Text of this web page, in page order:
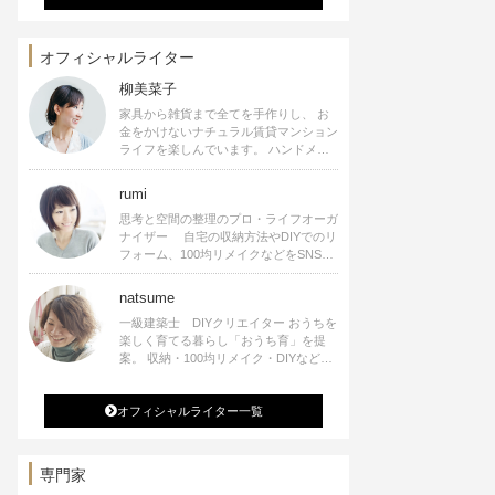
オフィシャルライター
柳美菜子
家具から雑貨まで全てを手作りし、 お
金をかけないナチュラル賃貸マンション
ライフを楽しんでいます。 ハンドメイ
ド雑貨やインテリアに関する著書も出
ます。
rumi
思考と空間の整理のプロ・ライフオーガ
ナイザー 自宅の収納方法やDIYでのリ
フォーム、100均リメイクなどをSNSで
公開中。 収納やリメイク、インテリア
シピ提供、店舗プロデュース 2016年９
月に宝島社より【Rumiのおうち時間を
楽しむインテリア】を出版しました。
natsume
一級建築士 DIYクリエイター おうちを
楽しく育てる暮らし「おうち育」を提
案。 収納・100均リメイク・DIYなどお
発信中。 著書 なつめさんちの新しい
のになつかしいアンティークな部屋つく
り 雑誌掲載・TV出演・コラム執筆・
オフィシャルライター一覧
専門家